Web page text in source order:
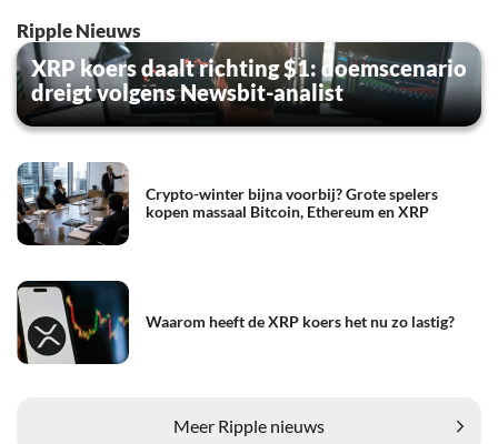
Ripple Nieuws
XRP koers daalt richting $1: doemscenario
dreigt volgens Newsbit-analist
Crypto-winter bijna voorbij? Grote spelers
kopen massaal Bitcoin, Ethereum en XRP
Waarom heeft de XRP koers het nu zo lastig?
Meer Ripple nieuws